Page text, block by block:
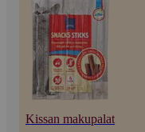
Kissan makupalat